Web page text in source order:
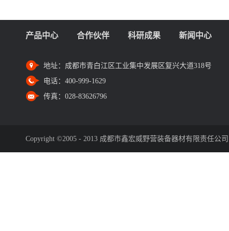
产品中心 合作伙伴 科研成果 新闻中心
地址： 成都市青白江区工业集中发展区复兴大道318号
电话： 400-999-1629
传真： 028-83626796
Copyright ©2005 - 2013 成都市鑫宏威野营装备器材有限责任公司